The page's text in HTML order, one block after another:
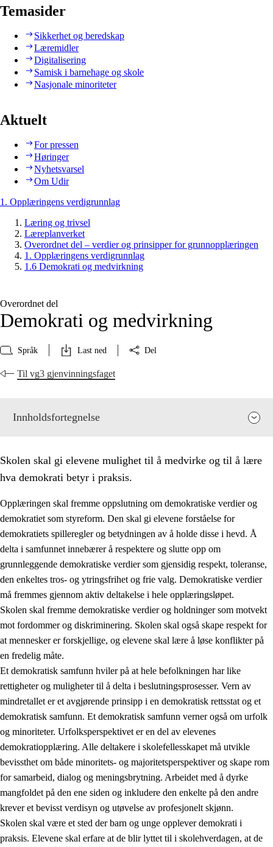
Temasider
Sikkerhet og beredskap
Læremidler
Digitalisering
Samisk i barnehage og skole
Nasjonale minoriteter
Aktuelt
For pressen
Høringer
Nyhetsvarsel
Om Udir
1. Opplæringens verdigrunnlag
Læring og trivsel
Læreplanverket
Overordnet del – verdier og prinsipper for grunnopplæringen
1. Opplæringens verdigrunnlag
1.6 Demokrati og medvirkning
Overordnet del
Demokrati og medvirkning
Språk Last ned Del
Til vg3 gjenvinningsfaget
Innholdsfortegnelse
1. Opplæringens verdigrunnlag
1.1 Menneskeverdet
1.2 Identitet og kulturelt mangfold
1.3 Kritisk tenkning og etisk bevissthet
1.4 Skaperglede, engasjement og utforskertrang
1.5 Respekt for naturen og miljøbevissthet
Skolen skal gi elevene mulighet til å medvirke og til å lære
hva demokrati betyr i praksis.
Opplæringen skal fremme oppslutning om demokratiske verdier og
demokratiet som styreform. Den skal gi elevene forståelse for
demokratiets spilleregler og betydningen av å holde disse i hevd. Å
delta i samfunnet innebærer å respektere og slutte opp om
grunnleggende demokratiske verdier som gjensidig respekt, toleranse,
den enkeltes tros- og ytringsfrihet og frie valg. Demokratiske verdier
må fremmes gjennom aktiv deltakelse i hele opplæringsløpet.
Skolen skal fremme demokratiske verdier og holdninger som motvekt
mot fordommer og diskriminering. Skolen skal også skape respekt for
at mennesker er forskjellige, og elevene skal lære å løse konflikter på
en fredelig måte.
Et demokratisk samfunn hviler på at hele befolkningen har like
rettigheter og muligheter til å delta i beslutningsprosesser. Vern av
mindretallet er et avgjørende prinsipp i en demokratisk rettsstat og et
demokratisk samfunn. Et demokratisk samfunn verner også om urfolk
og minoriteter. Urfolksperspektivet er en del av elevenes
demokratiopplæring. Alle deltakere i skolefellesskapet må utvikle
bevissthet om både minoritets- og majoritetsperspektiver og skape rom
for samarbeid, dialog og meningsbrytning. Arbeidet med å dyrke
mangfoldet på den ene siden og inkludere den enkelte på den andre
krever et bevisst verdisyn og utøvelse av profesjonelt skjønn.
Skolen skal være et sted der barn og unge opplever demokrati i
praksis. Elevene skal erfare at de blir lyttet til i skolehverdagen, at de